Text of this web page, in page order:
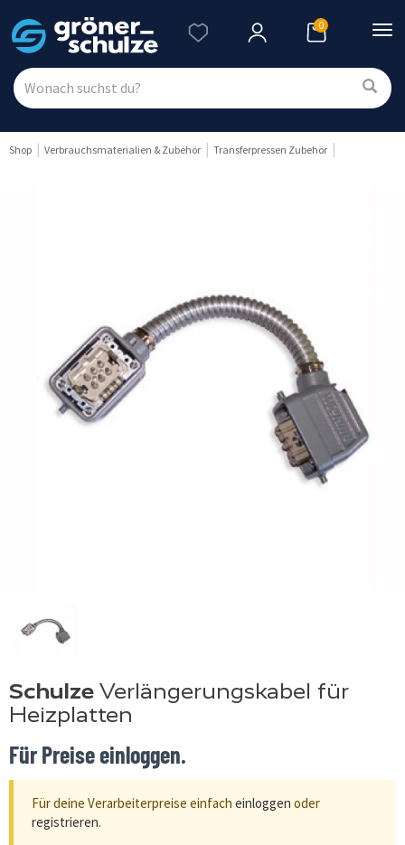
0
Shop Verbrauchsmaterialien & Zubehör Transferpressen Zubehör
Schulze Verlängerungskabel für
Heizplatten
Für Preise einloggen.
Für deine Verarbeiterpreise einfach einloggen oder
registrieren.